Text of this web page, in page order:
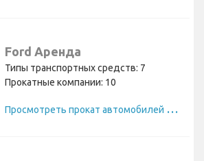
Ford Аренда
Типы транспортных средств: 7
Прокатные компании: 10
П
росмотреть прокат автомобилей Ford